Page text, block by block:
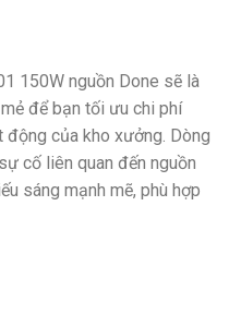
150W nguồn Done sẽ là
để bạn tối ưu chi phí
động của kho xưởng. Dòng
cố liên quan đến nguồn
sáng mạnh mẽ, phù hợp